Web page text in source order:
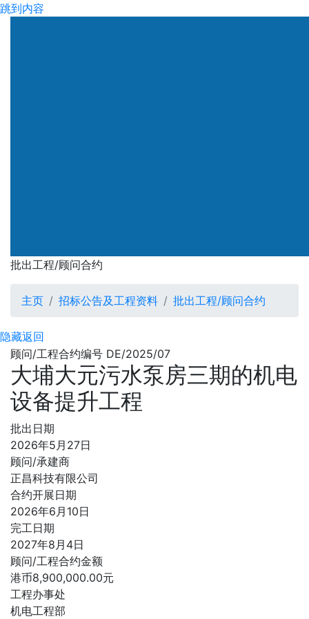
跳到内容
批出工程/顾问合约
批出工程/顾问合约
主页 招标公告及工程资料 批出工程/顾问合约
隐藏返回
顾问/工程合约编号 DE/2025/07
大埔大元污水泵房三期的机电
设备提升工程
批出日期
2026年5月27日
顾问/承建商
正昌科技有限公司
合约开展日期
2026年6月10日
完工日期
2027年8月4日
顾问/工程合约金额
港币8,900,000.00元
工程办事处
机电工程部